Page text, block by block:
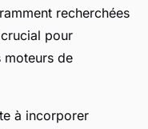
recherchées
pour
moteurs de
à incorporer